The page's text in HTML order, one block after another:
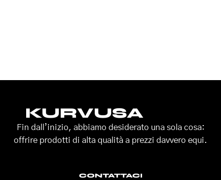
KURVUSA
Fin dall’inizio, abbiamo desiderato una sola cosa:
offrire prodotti di alta qualità a prezzi davvero equi.
CONTATTACI